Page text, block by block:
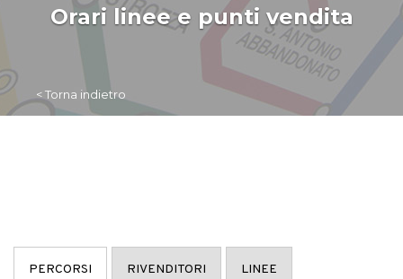
Orari linee e punti vendita
< Torna indietro
PERCORSI RIVENDITORI LINEE